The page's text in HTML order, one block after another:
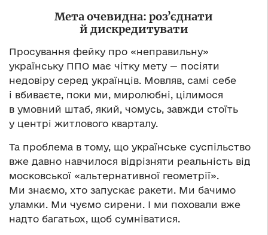
Мета очевидна: розʼєднати
й дискредитувати
Просування фейку про «неправильну»
українську ППО має чітку мету — посіяти
недовіру серед українців. Мовляв, самі себе
і вбиваєте, поки ми, миролюбні, цілимося
в умовний штаб, який, чомусь, завжди стоїть
у центрі житлового кварталу.
Та проблема в тому, що українське суспільство
вже давно навчилося відрізняти реальність від
московської «альтернативної геометрії».
Ми знаємо, хто запускає ракети. Ми бачимо
уламки. Ми чуємо сирени. І ми поховали вже
надто багатьох, щоб сумніватися.